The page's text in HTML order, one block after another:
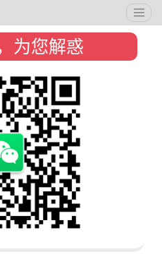
为您解惑